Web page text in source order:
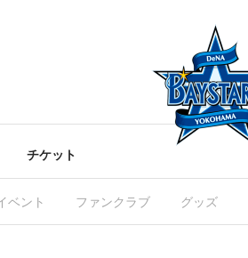
チケット
ベント ファンクラブ グッズ